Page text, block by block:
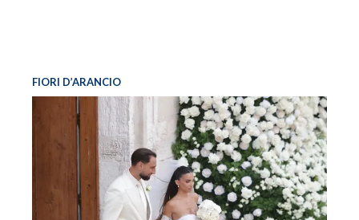
FIORI D’ARANCIO